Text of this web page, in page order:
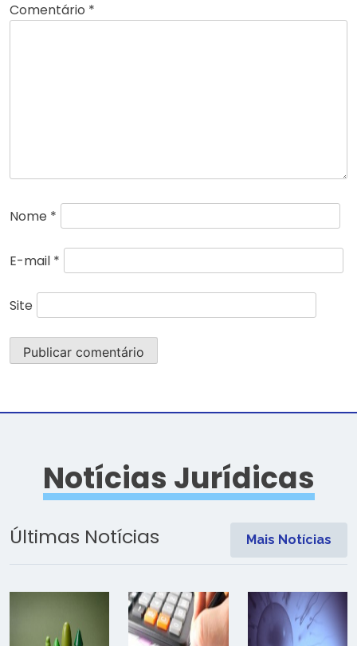
Comentário *
Nome *
E-mail *
Site
Notícias Jurídicas
Últimas Notícias Mais Notícias